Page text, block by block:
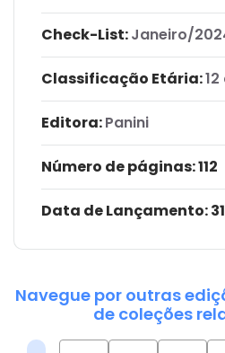
Check-List:Janeiro/
Classificação Etária:
Editora:Panini
Número de páginas: 112
Data de Lançamento:
Navegue por outras
de coleções